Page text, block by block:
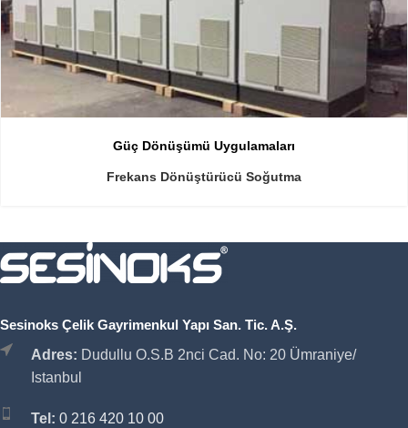
Güç Dönüşümü Uygulamaları
Frekans Dönüştürücü Soğutma
Sesinoks Çelik Gayrimenkul Yapı San. Tic. A.Ş.
Adres: Dudullu O.S.B 2nci Cad. No: 20 Ümraniye/
Istanbul
Tel: 0 216 420 10 00